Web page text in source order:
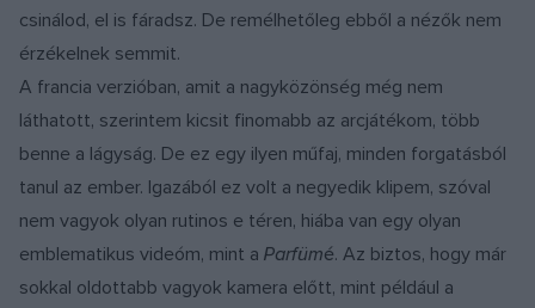
csinálod, el is fáradsz. De remélhetőleg ebből a nézők nem
érzékelnek semmit.
A francia verzióban, amit a nagyközönség még nem
láthatott, szerintem kicsit finomabb az arcjátékom, több
benne a lágyság. De ez egy ilyen műfaj, minden forgatásból
tanul az ember. Igazából ez volt a negyedik klipem, szóval
nem vagyok olyan rutinos e téren, hiába van egy olyan
emblematikus videóm, mint a Parfümé. Az biztos, hogy már
sokkal oldottabb vagyok kamera előtt, mint például a